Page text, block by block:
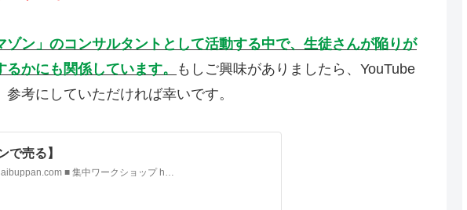
ン」のコンサルタントとして活動する中で、生徒さんが陥りが
かにも関係しています。
もしご興味がありましたら、YouTube
考にしていただければ幸いです。
で売る】